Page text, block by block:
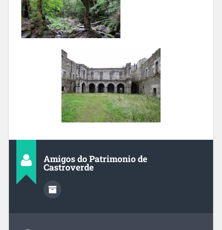
Amigos do Patrimonio de
Castroverde